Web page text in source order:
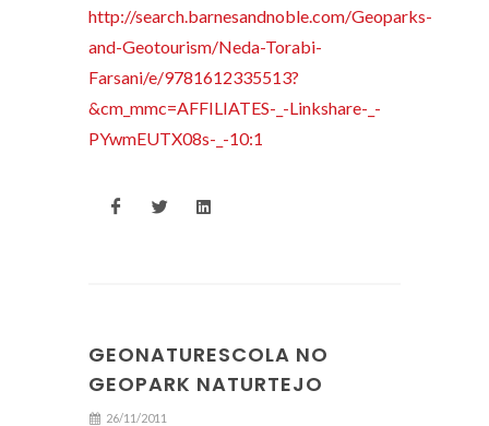
http://search.barnesandnoble.com/Geoparks-
and-Geotourism/Neda-Torabi-
Farsani/e/9781612335513?
&cm_mmc=AFFILIATES-_-Linkshare-_-
PYwmEUTX08s-_-10:1
GEONATURESCOLA NO
GEOPARK NATURTEJO
26/11/2011